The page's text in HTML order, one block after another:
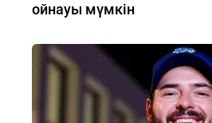
ойнауы мүмкін